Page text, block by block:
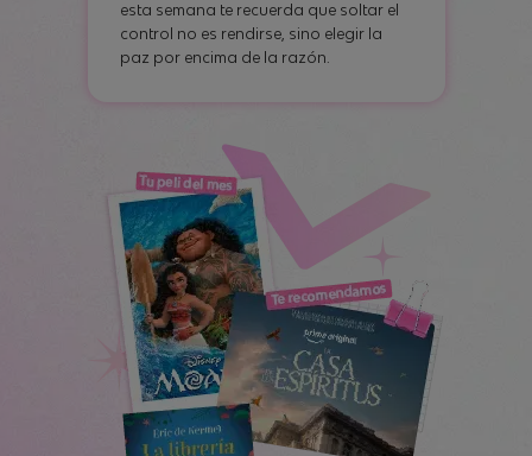
esta semana te recuerda que soltar el
control no es rendirse, sino elegir la
paz por encima de la razón.